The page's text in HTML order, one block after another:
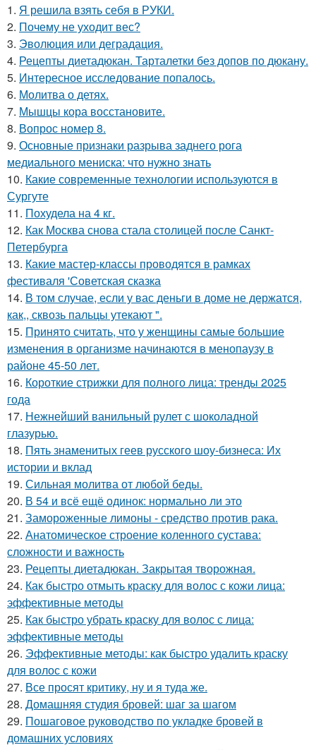
1. Я решила взять себя в РУКИ.
2. Почему не уходит вес?
3. Эволюция или деградация.
4. Рецепты диетадюкан. Тарталетки без допов по дюкану.
5. Интересное исследование попалось.
6. Молитва о детях.
7. Мышцы кора восстановите.
8. Вопрос номер 8.
9. Основные признаки разрыва заднего рога
медиального мениска: что нужно знать
10. Какие современные технологии используются в
Сургуте
11. Похудела на 4 кг.
12. Как Москва снова стала столицей после Санкт-
Петербурга
13. Какие мастер-классы проводятся в рамках
фестиваля 'Советская сказка
14. В том случае, если у вас деньги в доме не держатся,
как,, сквозь пальцы утекают ".
15. Принято считать, что у женщины самые большие
изменения в организме начинаются в менопаузу в
районе 45-50 лет.
16. Короткие стрижки для полного лица: тренды 2025
года
17. Нежнейший ванильный рулет с шоколадной
глазурью.
18. Пять знаменитых геев русского шоу-бизнеса: Их
истории и вклад
19. Сильная молитва от любой беды.
20. В 54 и всё ещё одинок: нормально ли это
21. Замороженные лимоны - средство против рака.
22. Анатомическое строение коленного сустава:
сложности и важность
23. Рецепты диетадюкан. Закрытая творожная.
24. Как быстро отмыть краску для волос с кожи лица:
эффективные методы
25. Как быстро убрать краску для волос с лица:
эффективные методы
26. Эффективные методы: как быстро удалить краску
для волос с кожи
27. Все просят критику, ну и я туда же.
28. Домашняя студия бровей: шаг за шагом
29. Пошаговое руководство по укладке бровей в
домашних условиях